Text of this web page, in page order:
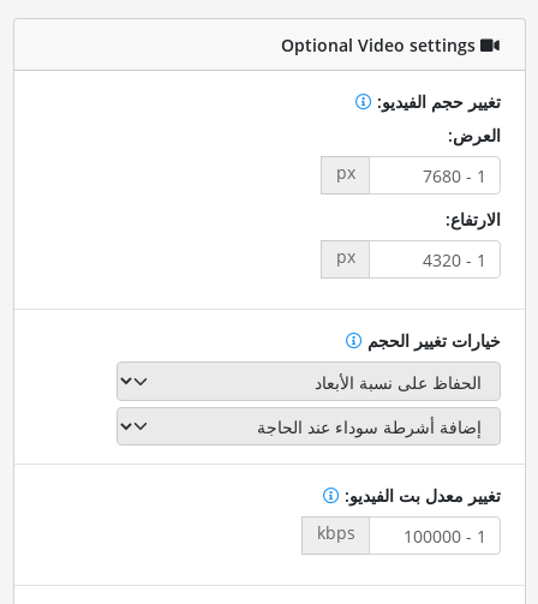
Optional Video settings
تغيير حجم الفيديو:
العرض:
px
الارتفاع:
px
خيارات تغيير الحجم
تغيير معدل بت الفيديو:
kbps